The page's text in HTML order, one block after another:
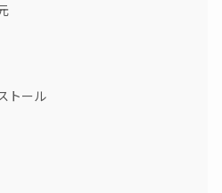
トール